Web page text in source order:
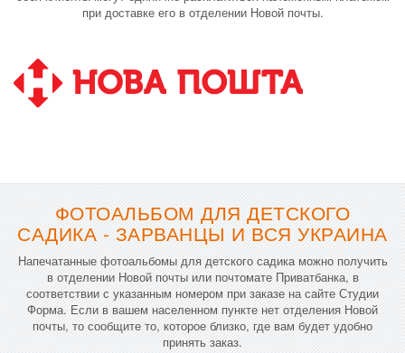
при доставке его в отделении Новой почты.
ФОТОАЛЬБОМ ДЛЯ ДЕТСКОГО
САДИКА - ЗАРВАНЦЫ И ВСЯ УКРАИНА
Напечатанные фотоальбомы для детского садика можно получить
в отделении Новой почты или почтомате Приватбанка, в
соответствии с указанным номером при заказе на сайте Студии
Форма. Если в вашем населенном пункте нет отделения Новой
почты, то сообщите то, которое близко, где вам будет удобно
принять заказ.